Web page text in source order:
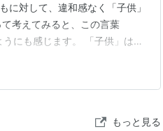
に対して、違和感なく「子供」
考えてみると、この言葉
にも感じます。 「子供」はも
以下の幼い人間という集合を
供」…
もっと見る